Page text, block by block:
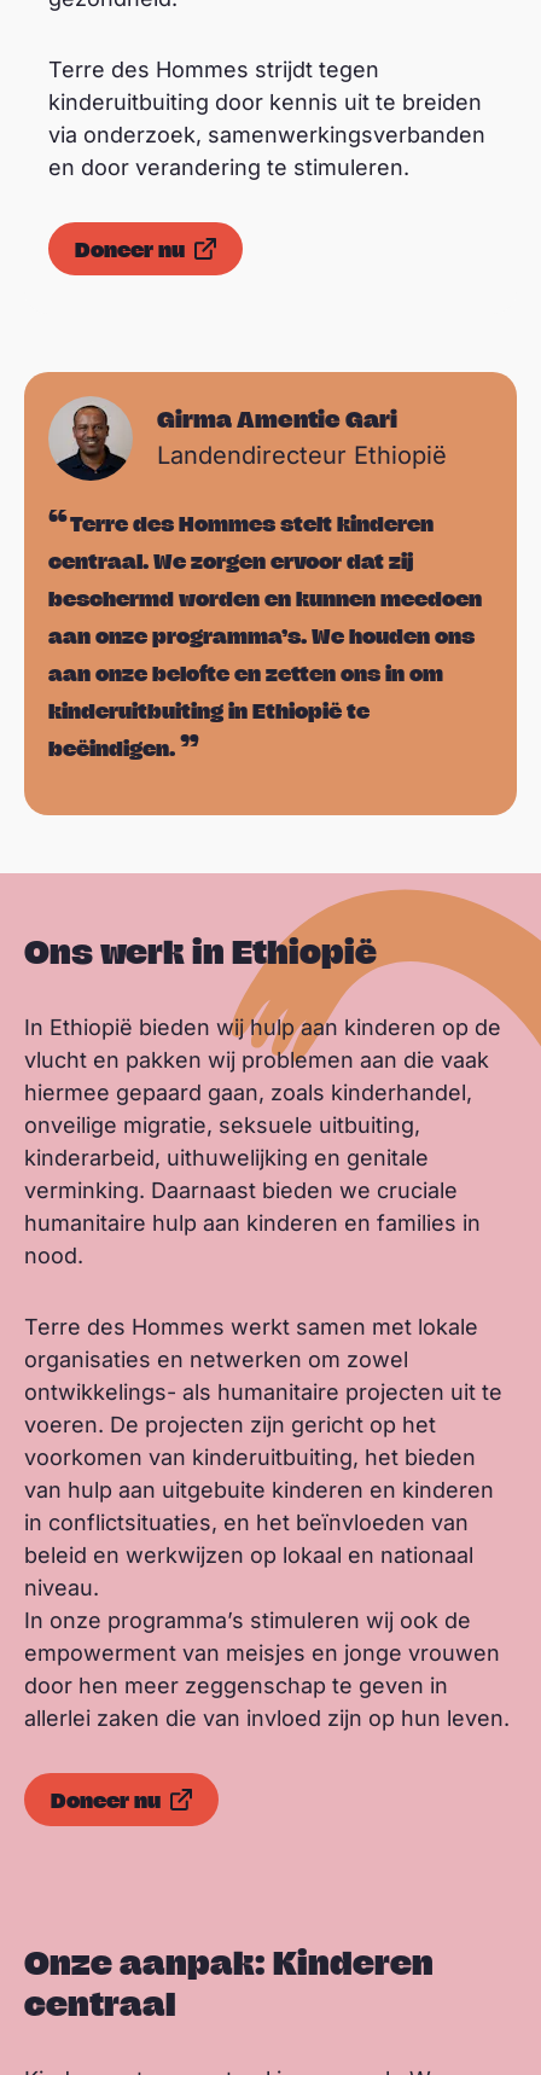
Terre des Hommes strijdt tegen
kinderuitbuiting door kennis uit te breiden
via onderzoek, samenwerkingsverbanden
en door verandering te stimuleren.
Doneer nu
Girma Amentie Gari
Landendirecteur Ethiopië
Terre des Hommes stelt kinderen
centraal. We zorgen ervoor dat zij
beschermd worden en kunnen meedoen
aan onze programma’s. We houden ons
aan onze belofte en zetten ons in om
kinderuitbuiting in Ethiopië te
beëindigen.
Ons werk in Ethiopië
In Ethiopië bieden wij hulp aan kinderen op de
vlucht en pakken wij problemen aan die vaak
hiermee gepaard gaan, zoals kinderhandel,
onveilige migratie, seksuele uitbuiting,
kinderarbeid, uithuwelijking en genitale
verminking. Daarnaast bieden we cruciale
humanitaire hulp aan kinderen en families in
nood.
Terre des Hommes werkt samen met lokale
organisaties en netwerken om zowel
ontwikkelings- als humanitaire projecten uit te
voeren. De projecten zijn gericht op het
voorkomen van kinderuitbuiting, het bieden
van hulp aan uitgebuite kinderen en kinderen
in conflictsituaties, en het beïnvloeden van
beleid en werkwijzen op lokaal en nationaal
niveau.
In onze programma’s stimuleren wij ook de
empowerment van meisjes en jonge vrouwen
door hen meer zeggenschap te geven in
allerlei zaken die van invloed zijn op hun leven.
Doneer nu
Onze aanpak: Kinderen
centraal